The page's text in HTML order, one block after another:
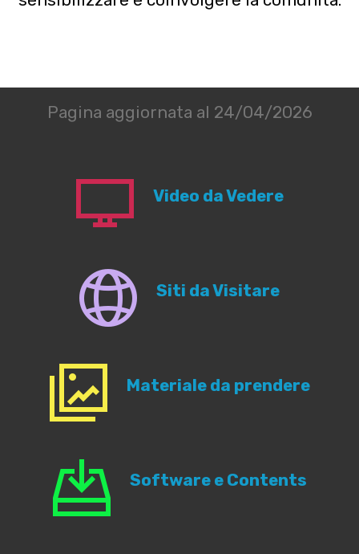
Pagina aggiornata al 24/04/2026
Video da Vedere
Siti da Visitare
Materiale da prendere
Software e Contents